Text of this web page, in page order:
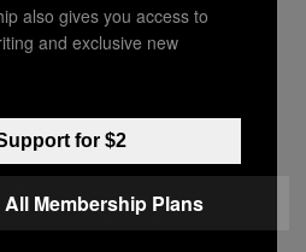
Top Stories
also gives you access to
and exclusive new
for $2
All Membership Plans